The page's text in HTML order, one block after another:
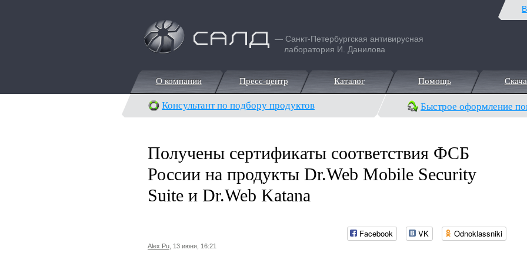
— Санкт-Петербургская антивирусная
лаборатория И. Данилова
О компании
О компании Пресс-центр
Пресс-центр Каталог
Каталог Помощь
Помощь
Консультант по подбору продуктов Быстрое оформление
Получены сертификаты соответствия ФСБ
России на продукты Dr.Web Mobile Security
Suite и Dr.Web Katana
Facebook VK Odnoklassniki
Alex Pu , 13 июня, 16:21